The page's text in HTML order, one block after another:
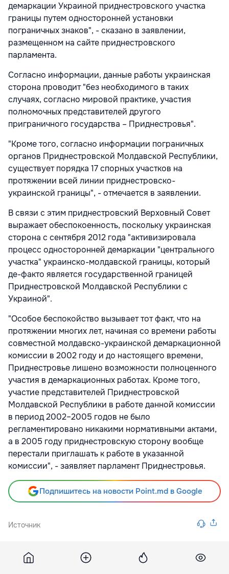
демаркации Украиной приднестровского участка
границы путем односторонней установки
пограничных знаков", - сказано в заявлении,
размещенном на сайте приднестровского
парламента.
Согласно информации, данные работы украинская
сторона проводит "без необходимого в таких
случаях, согласно мировой практике, участия
полномочных представителей другого
приграничного государства – Приднестровья".
"Кроме того, согласно информации пограничных
органов Приднестровской Молдавской Республики,
существует порядка 17 спорных участков на
протяжении всей линии приднестровско-
украинской границы", - отмечается в заявлении.
В связи с этим приднестровский Верховный Совет
выражает обеспокоенность, поскольку украинская
сторона с сентября 2012 года "активизировала
процесс односторонней демаркации "центрального
участка" украинско-молдавской границы, который
де-факто является государственной границей
Приднестровской Молдавской Республики с
Украиной".
"Особое беспокойство вызывает тот факт, что на
протяжении многих лет, начиная со времени работы
совместной молдавско-украинской демаркационной
комиссии в 2002 году и до настоящего времени,
Приднестровье лишено возможности полноценного
участия в демаркационных работах. Кроме того,
участие представителей Приднестровской
Молдавской Республики в работе данной комиссии
в период 2002–2005 годов не было
регламентировано никакими нормативными актами,
а в 2005 году приднестровскую сторону вообще
перестали приглашать к работе в указанной
комиссии", - заявляет парламент Приднестровья.
Подпишитесь на новости Point.md в Google
Источник